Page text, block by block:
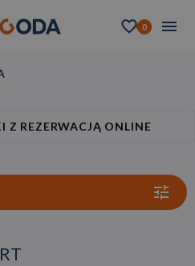
0
Z REZERWACJĄ ONLINE